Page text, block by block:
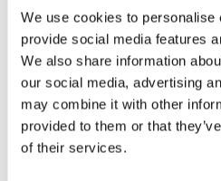
We use cookies to personalise
provide social media features
We also share information
our social media, advertising
may combine it with other
provided to them or that
of their services.
Näringspolitik
Förmåner
Försäkringar
Rådgivning
Tips